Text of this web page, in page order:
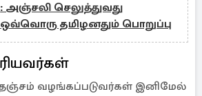
: அஞ்சலி செலுத்துவது
ஒவ்வொரு தமிழனதும் பொறுப்பு
வழங்கப்படுவர்கள் இனிமேல்